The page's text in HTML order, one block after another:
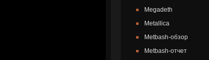
Megadeth
Metallica
Metbash-обзор
Metbash-отчет